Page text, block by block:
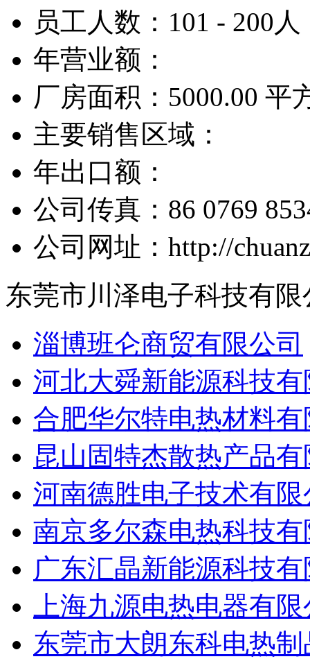
员工人数：101 - 200人
年营业额：
厂房面积：5000.00 平
主要销售区域：
年出口额：
公司传真：86 0769
公司网址：http://
东莞市川泽电子科技有
淄博班仑商贸有限公司
河北大舜新能源科技
合肥华尔特电热材料
昆山固特杰散热产品
河南德胜电子技术有限
南京多尔森电热科技
广东汇晶新能源科技
上海九源电热电器有
东莞市大朗东科电热制